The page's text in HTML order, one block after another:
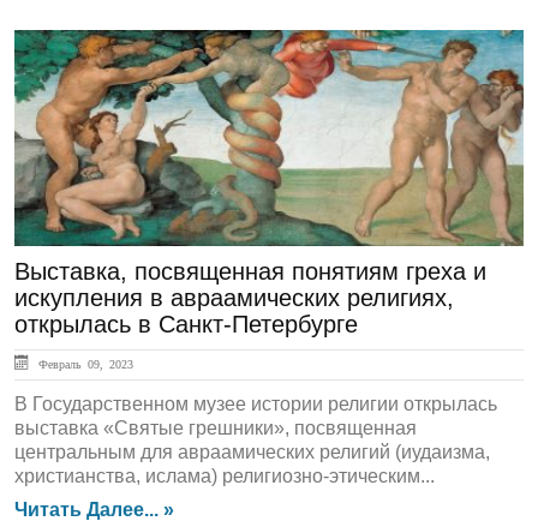
ЛЕНТА НОВОСТЕЙ
Выставка, посвященная понятиям греха и
искупления в авраамических религиях,
открылась в Санкт-Петербурге
Февраль 09, 2023
В Государственном музее истории религии открылась
выставка «Святые грешники», посвященная
центральным для авраамических религий (иудаизма,
христианства, ислама) религиозно-этическим...
Читать Далее... »